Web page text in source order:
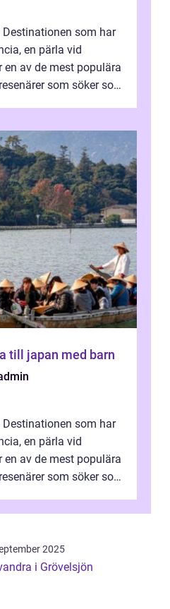
som har
en pärla vid
en av de mest populära
som söker sol,
till japan med barn
som har
en pärla vid
en av de mest populära
som söker sol,
2025
i Grövelsjön